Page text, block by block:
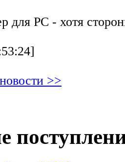
для РС - хотя
>>